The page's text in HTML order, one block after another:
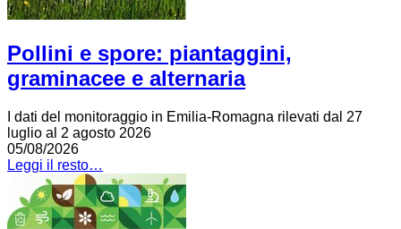
Pollini e spore: piantaggini,
graminacee e alternaria
I dati del monitoraggio in Emilia-Romagna rilevati dal 27
luglio al 2 agosto 2026
05/08/2026
Leggi il resto…